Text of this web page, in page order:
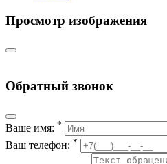
Просмотр изображения
Обратный звонок
Ваше имя: *
Ваш телефон: *